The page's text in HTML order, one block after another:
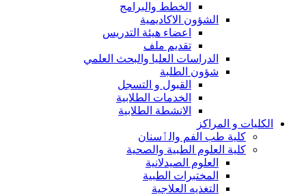
الخطط والبرامج
الشؤون الاكاديمية
اعضاء هيئة التدريس
تقديم ملف
الدراسات العليا والبحث العلمي
شؤون الطلبة
القبول و التسجل
الخدمات الطلابية
الانشطة الطلابية
الكليات و المراكز
كلية طب الفم والٲسنان
كلية العلوم الطبية والصحية
العلوم الصيدلانية
المختبرات الطبية
التغذيه العلاجية